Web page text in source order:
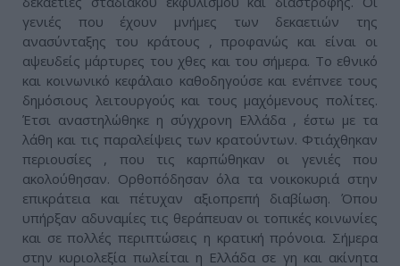
γενιές που έχουν μνήμες των δεκαετιών της
ανασύνταξης του κράτους , προφανώς και είναι οι
αψευδείς μάρτυρες του χθες και του σήμερα. Το εθνικό
και κοινωνικό κεφάλαιο καθοδηγούσε και ενέπνεε τους
δημόσιους λειτουργούς και τους μαχόμενους πολίτες.
Έτσι αναστηλώθηκε η σύγχρονη Ελλάδα , έστω με τα
λάθη και τις παραλείψεις των κρατούντων. Φτιάχθηκαν
περιουσίες , που τις καρπώθηκαν οι γενιές που
ακολούθησαν. Ορθοπόδησαν όλα τα νοικοκυριά στην
επικράτεια και πέτυχαν αξιοπρεπή διαβίωση. Όπου
υπήρξαν αδυναμίες τις θεράπευαν οι τοπικές κοινωνίες
και σε πολλές περιπτώσεις η κρατική πρόνοια. Σήμερα
στην κυριολεξία πωλείται η Ελλάδα σε γη και ακίνητα